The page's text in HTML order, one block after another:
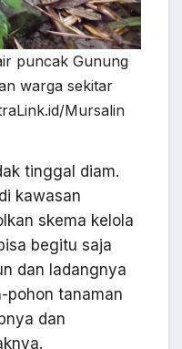
puncak Gunung
warga sekitar
Mursalin
tinggal diam.
kawasan
skema kelola
begitu saja
dan ladangnya
pohon tanaman
dan